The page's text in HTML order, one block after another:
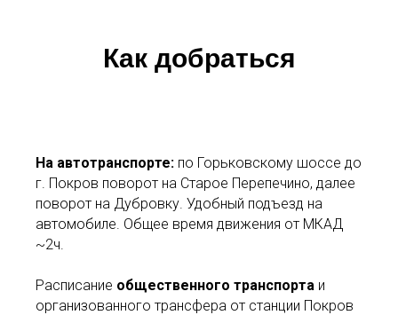
Как добраться
На автотранспорте: по Горьковскому шоссе до
г. Покров поворот на Старое Перепечино, далее
поворот на Дубровку. Удобный подъезд на
автомобиле. Общее время движения от МКАД
~2ч.
Расписание общественного транспорта и
организованного трансфера от станции Покров